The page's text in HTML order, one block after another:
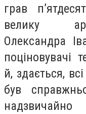
грав
велику
Олександра
поціновувачі
й, здається,
був